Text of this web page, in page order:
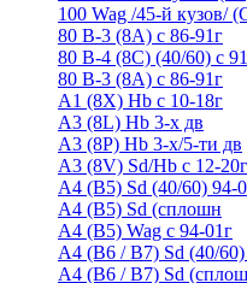
100 Wag /45-й кузов/
80 B-3 (8A) с 86-91г
80 B-4 (8С) (40/60) с
80 В-3 (8А) с 86-91г
A1 (8X) Hb с 10-18г
A3 (8L) Hb 3-х дв
A3 (8P) Hb 3-х/5-ти дв
A3 (8V) Sd/Hb c 12-20г
A4 (B5) Sd (40/60) 94-
A4 (B5) Sd (сплошн
A4 (B5) Wag с 94-01г
A4 (B6 / B7) Sd (40/60)
A4 (B6 / B7) Sd